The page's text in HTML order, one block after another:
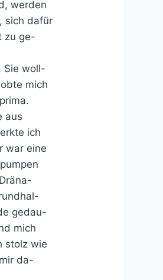
werden
sich dafür
zu ge-
Sie woll-
mich
aus
ich
war eine
gedau-
mich
stolz wie
da-